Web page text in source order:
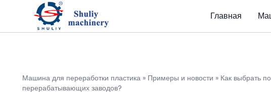
Главная
Машина для переработки пластика » Примеры и новости » Как выбрать
перерабатывающих заводов?